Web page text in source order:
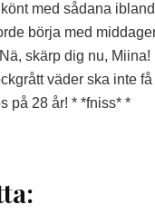
med sådana
börja med
skärp dig nu, Miina!
väder ska inte
på 28 år! * *fniss* *